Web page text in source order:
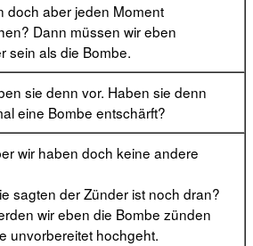
doch aber jeden Moment
Dann müssen wir eben
sein als die Bombe.
sie denn vor. Haben sie denn
eine Bombe entschärft?
wir haben doch keine andere
sagten der Zünder ist noch dran?
wir eben die Bombe zünden
unvorbereitet hochgeht.